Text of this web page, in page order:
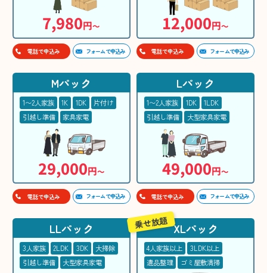
7,980円〜
電話で申込み フォームで申込み
12,000円〜
電話で申込み フォームで申込み
Mパック
1〜2人家族 1K 1DK
片付け
引越し準備
家具家電
29,000円〜
電話で申込み フォームで申込み
Lパック
1〜2人家族 1DK
1LDK
引越し準備
大型家具家電
49,000円〜
電話で申込み フォームで申込み
LLパック
3人家族 2LDK 3DK
大掃除
引越し準備
大型家具家電
XLパック
4人家族以上
3LDK以上
遺品整理
ゴミ屋敷清掃
乗せ放題